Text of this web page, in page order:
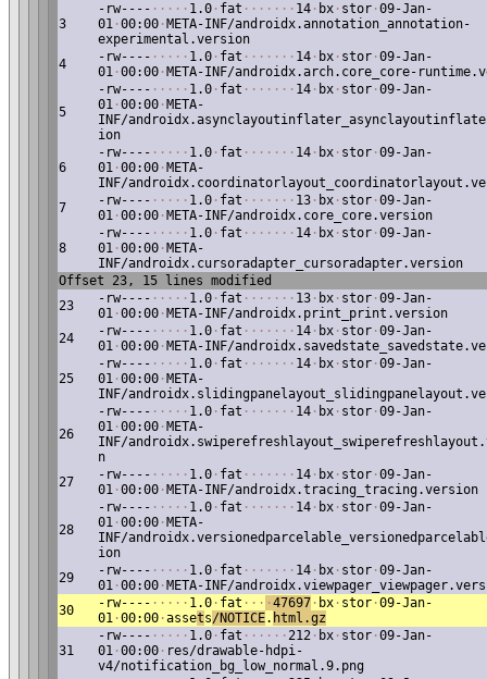
3
-rw---- · · · · · 1.0 · fat · · · · · · · 14 · bx · stor ·09-Jan-
01 ·00:00 · META-INF/androidx.annotation_annotation-
experimental.version
4
-rw---- · · · · · 1.0 · fat · · · · · · · 14 · bx · stor ·09-Jan-
01 ·00:00 · META-INF/androidx.arch.core_core-
5
-rw---- · · · · · 1.0 · fat · · · · · · · 14 · bx · stor ·09-Jan-
01 ·00:00 · META-
INF/
ion
6
-rw---- · · · · · 1.0 · fat · · · · · · · 14 · bx · stor ·09-Jan-
01 ·00:00 · META-
INF/
7
-rw---- · · · · · 1.0 · fat · · · · · · · 13 · bx · stor ·09-Jan-
01 ·00:00 · META-INF/androidx.core_core.version
8
-rw---- · · · · · 1.0 · fat · · · · · · · 14 · bx · stor ·09-Jan-
01 ·00:00 · META-
INF/androidx.cursoradapter_cursoradapter.version
Offset 23, 15 lines modified
23
-rw---- · · · · · 1.0 · fat · · · · · · · 13 · bx · stor ·09-Jan-
01 ·00:00 · META-INF/androidx.print_print.version
24
-rw---- · · · · · 1.0 · fat · · · · · · · 14 · bx · stor ·09-Jan-
01 ·00:00 · META-INF/
25
-rw---- · · · · · 1.0 · fat · · · · · · · 14 · bx · stor ·09-Jan-
01 ·00:00 · META-
INF/
26
-rw---- · · · · · 1.0 · fat · · · · · · · 14 · bx · stor ·09-Jan-
01 ·00:00 · META-
INF/
n
27
-rw---- · · · · · 1.0 · fat · · · · · · · 14 · bx · stor ·09-Jan-
01 ·00:00 · META-INF/androidx.tracing_tracing.version
28
-rw---- · · · · · 1.0 · fat · · · · · · · 14 · bx · stor ·09-Jan-
01 ·00:00 · META-
INF/
ion
29
-rw---- · · · · · 1.0 · fat · · · · · · · 14 · bx · stor ·09-Jan-
01 ·00:00 · META-INF/
30
-rw---- · · · · · 1.0 · fat · · · ·47697 · bx · stor ·09-Jan-
01 ·00:00 ·assets/NOTICE. html .gz
31
-rw---- · · · · · 1.0 · fat · · · · · ·212 · bx · stor ·09-Jan-
01 ·00:00 · res/drawable-hdpi-
v4/notification_bg_low_normal.9.png